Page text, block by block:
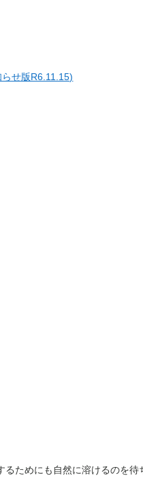
せ版R6.11.15)
るためにも自然に溶けるのを待